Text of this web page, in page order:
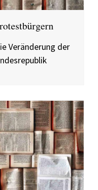
Veränderung der